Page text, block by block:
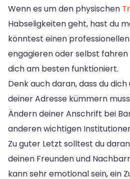
Wenn es um den physischen
Habseligkeiten geht, hast du
könntest einen
engagieren oder selbst
dich am besten funktioniert.
Denk auch daran, dass du
deiner Adresse kümmern
Ändern deiner Anschrift bei
anderen wichtigen
Zu guter Letzt solltest du
deinen Freunden und
kann sehr emotional sein, ein